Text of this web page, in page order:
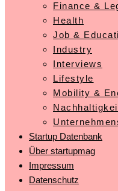
Finance &
Health
Job &
Industry
Interviews
Lifestyle
Mobility &
Startup Datenbank
Über startupmag
Impressum
Datenschutz